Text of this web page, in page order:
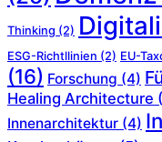
Thinking (2)
ESG-Richtllinien (2) EU-
(16) Forschung (4)
Healing Architecture
Innenarchitektur (4)